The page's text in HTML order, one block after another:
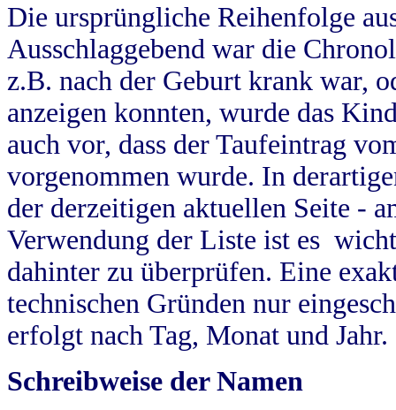
Die ursprüngliche Reihenfolge
Ausschlaggebend war die
z.B. nach der Geburt krank war,
anzeigen konnten, wurde das
auch vor, dass der Taufeintrag
vorgenommen wurde. In
der derzeitigen aktuellen Seite -
Verwendung der Liste ist es
dahinter zu überprüfen. Eine
technischen Gründen nur
erfolgt nach Tag, Monat und Jahr.
Schreibweise der Namen